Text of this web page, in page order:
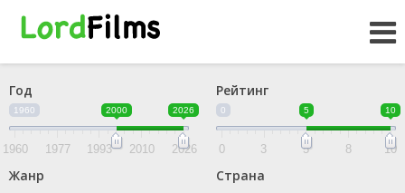
Год
1960 2000 2026
1960 1977 1993 2010 2026
Рейтинг
0 5 10
0 3 5 8 10
Жанр Страна